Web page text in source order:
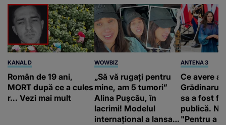
KANAL D
Român de 19 ani,
MORT după ce a cules
r... Vezi mai mult
WOWBIZ
„Să vă rugați pentru
mine, am 5 tumori”
Alina Pușcău, în
lacrimi! Modelul
internațional a lansat
ANTENA 3
Ce avere
Grădinaru.
sa a fost
publică.
"Pentru a